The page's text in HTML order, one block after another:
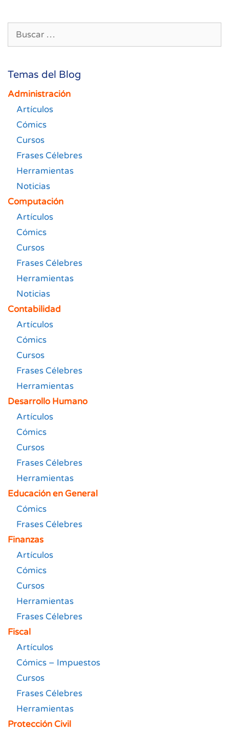
Temas del Blog
Administración
Artículos
Cómics
Cursos
Frases Célebres
Herramientas
Noticias
Computación
Artículos
Cómics
Cursos
Frases Célebres
Herramientas
Noticias
Contabilidad
Artículos
Cómics
Cursos
Frases Célebres
Herramientas
Desarrollo Humano
Artículos
Cómics
Cursos
Frases Célebres
Herramientas
Educación en General
Cómics
Frases Célebres
Finanzas
Artículos
Cómics
Cursos
Herramientas
Frases Célebres
Fiscal
Artículos
Cómics – Impuestos
Cursos
Frases Célebres
Herramientas
Protección Civil